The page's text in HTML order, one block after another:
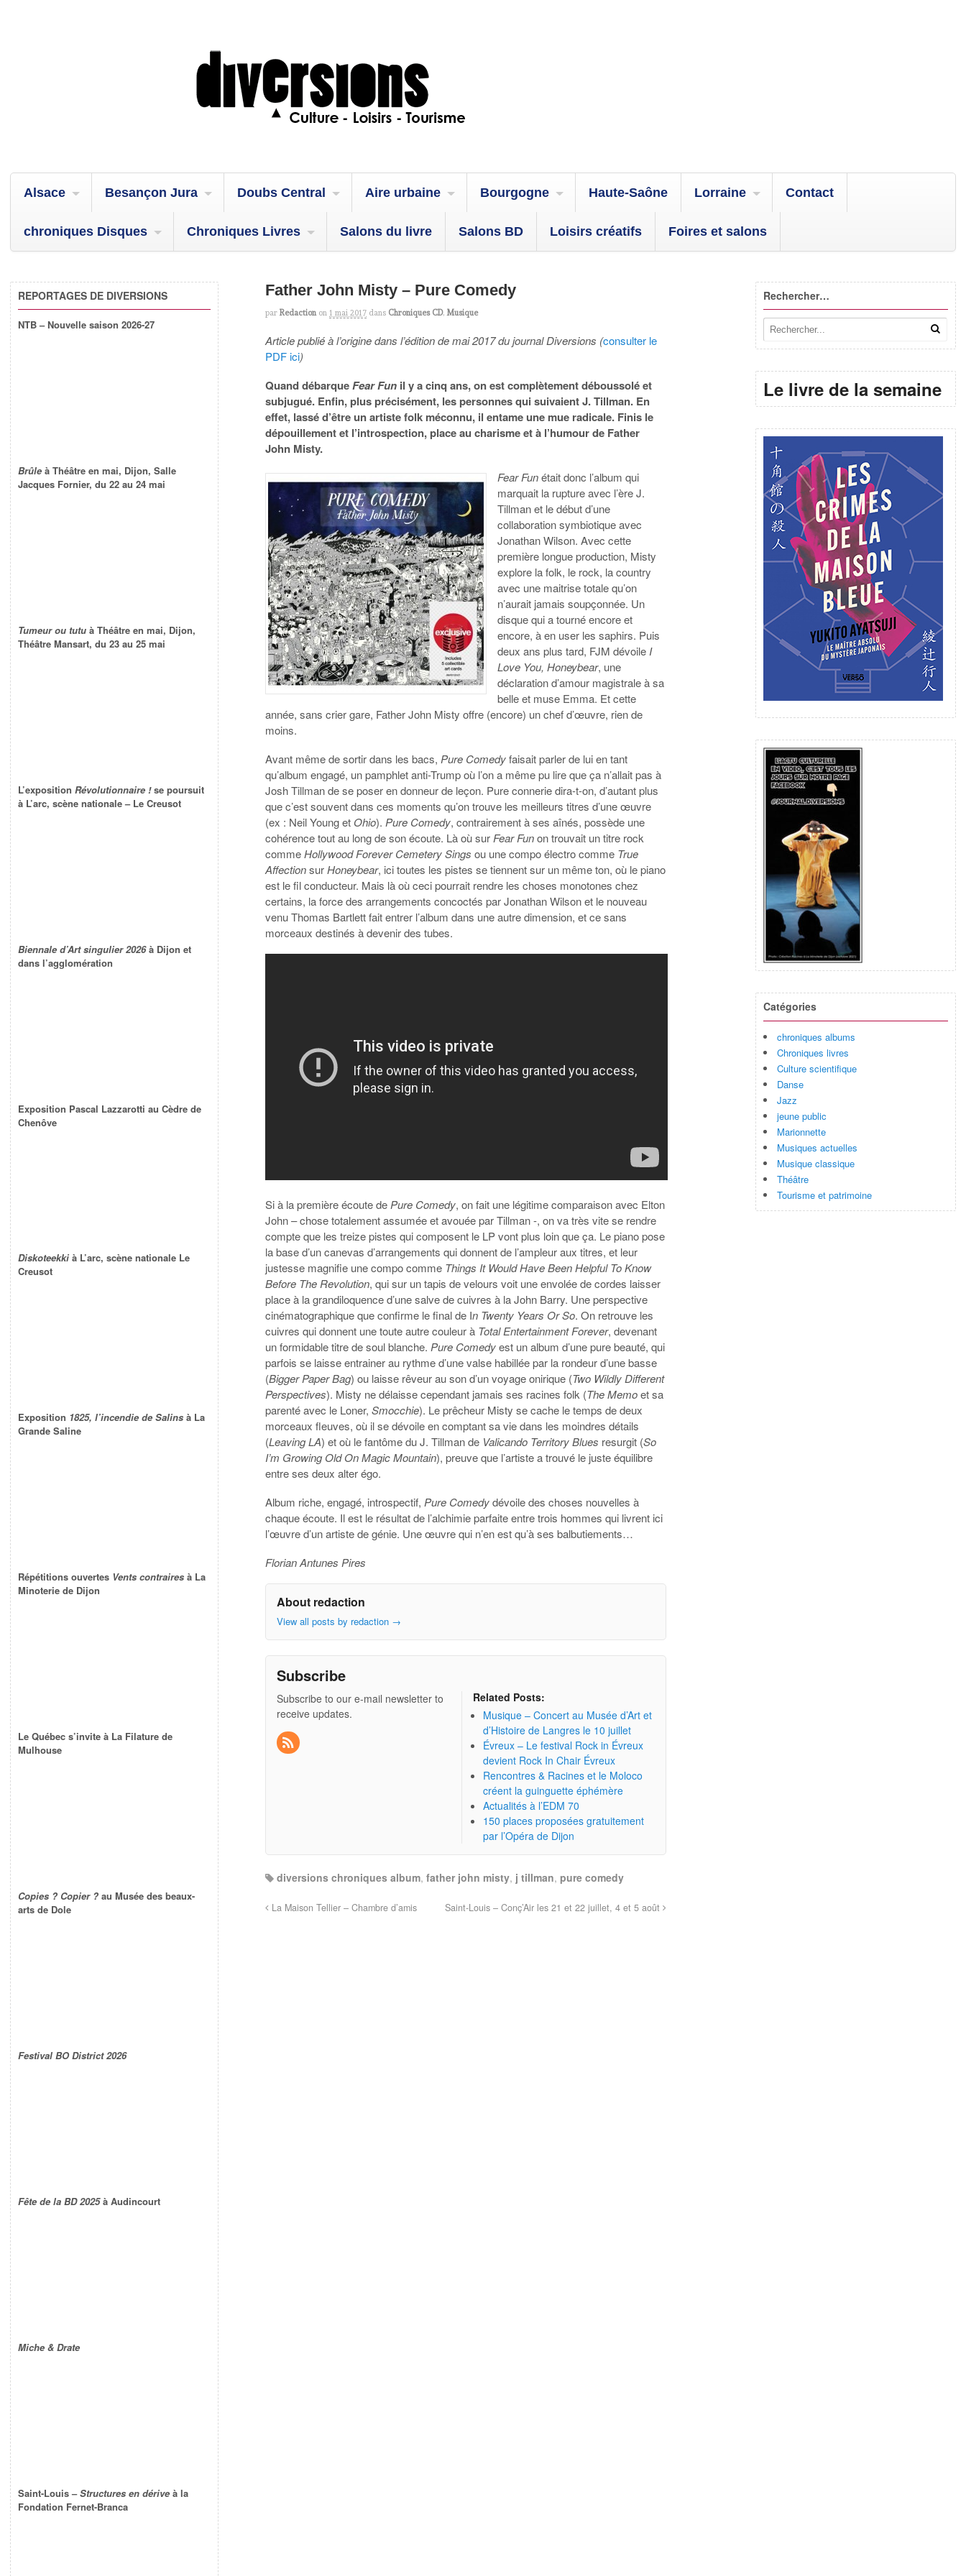
Alsace Besançon Jura Doubs Central Aire urbaine Bourgogne Haute-Saône Lorraine Contact
chroniques Disques Chroniques Livres Salons du livre Salons BD Loisirs créatifs Foires et salons
Father John Misty – Pure Comedy
par Redaction on 1 mai 2017 dans Chroniques CD,Musique
Article publié à l’origine dans l’édition de mai 2017 du journal Diversions (consulter le
PDF ici)
Quand débarqueFear Fun il y a cinq ans, on est complètement déboussolé et
subjugué. Enfin, plus précisément, les personnes qui suivaient J. Tillman. En
effet, lassé d’être un artiste folk méconnu, il entame une mue radicale. Finis le
dépouillement et l’introspection, place au charisme et à l’humour de Father
John Misty.
Fear Funétait donc l’album qui
marquait la rupture avec l’ère J.
Tillman et le début d’une
collaboration symbiotique avec
Jonathan Wilson. Avec cette
première longue production, Misty
explore la folk, le rock, la country
avec une maitrise totale qu’on
n’aurait jamais soupçonnée. Un
disque qui a tourné encore et
encore, à en user les saphirs. Puis
deux ans plus tard, FJM dévoileI
Love You, Honeybear, une
déclaration d’amour magistrale à sa
belle et muse Emma. Et cette
année, sans crier gare, Father John Misty offre (encore) un chef d’œuvre, rien de
moins.
Avant même de sortir dans les bacs,Pure Comedyfaisait parler de lui en tant
qu’album engagé, un pamphlet anti-Trump où l’on a même pu lire que ça n’allait pas à
Josh Tillman de se poser en donneur de leçon. Pure connerie dira-t-on, d’autant plus
que c’est souvent dans ces moments qu’on trouve les meilleurs titres d’une œuvre
(ex : Neil Young et Ohio).Pure Comedy, contrairement à ses aînés, possède une
cohérence tout au long de son écoute. Là où surFear Funon trouvait un titre rock
commeHollywood Forever Cemetery Sings ou une compo électro comme True
AffectionsurHoneybear, ici toutes les pistes se tiennent sur un même ton, où le piano
est le fil conducteur. Mais là où ceci pourrait rendre les choses monotones chez
certains, la force des arrangements concoctés par Jonathan Wilson et le nouveau
venu Thomas Bartlett fait entrer l’album dans une autre dimension, et ce sans
morceaux destinés à devenir des tubes.
Si à la première écoute dePure Comedy, on fait une légitime comparaison avec Elton
John – chose totalement assumée et avouée par Tillman -, on va très vite se rendre
compte que les treize pistes qui composent le LP vont plus loin que ça. Le piano pose
la base d’un canevas d’arrangements qui donnent de l’ampleur aux titres, et leur
justesse magnifie une compo comme Things It Would Have Been Helpful To Know
Before The Revolution, qui sur un tapis de velours voit une envolée de cordes laisser
place à la grandiloquence d’une salve de cuivres à la John Barry. Une perspective
cinématographique que confirme le final de In Twenty Years Or So. On retrouve les
cuivres qui donnent une toute autre couleur à Total Entertainment Forever, devenant
un formidable titre de soul blanche.Pure Comedyest un album d’une pure beauté, qui
parfois se laisse entrainer au rythme d’une valse habillée par la rondeur d’une basse
(Bigger Paper Bag) ou laisse rêveur au son d’un voyage onirique (Two Wildly Different
Perspectives). Misty ne délaisse cependant jamais ses racines folk (The Memoet sa
parenté avec le Loner,Smocchie). Le prêcheur Misty se cache le temps de deux
morceaux fleuves, où il se dévoile en comptant sa vie dans les moindres détails
(Leaving LA) et où le fantôme du J. Tillman de Valicando Territory Blues resurgit (So
I’m Growing Old On Magic Mountain), preuve que l’artiste a trouvé le juste équilibre
entre ses deux alter égo.
Album riche, engagé, introspectif,Pure Comedydévoile des choses nouvelles à
chaque écoute. Il est le résultat de l’alchimie parfaite entre trois hommes qui livrent ici
l’œuvre d’un artiste de génie. Une œuvre qui n’en est qu’à ses balbutiements…
Florian Antunes Pires
About redaction
View all posts by redaction →
Subscribe
Subscribe to our e-mail newsletter to
receive updates.
Related Posts:
Musique – Concert au Musée d’Art et
d’Histoire de Langres le 10 juillet
Évreux – Le festival Rock in Évreux
devient Rock In Chair Évreux
Rencontres & Racines et le Moloco
créent la guinguette éphémère
Actualités à l’EDM 70
150 places proposées gratuitement
par l’Opéra de Dijon
diversions chroniques album,father john misty, j tillman,pure comedy
La Maison Tellier – Chambre d’amis Saint-Louis – Conç’Air les 21 et 22 juillet, 4 et 5 août
Rechercher…
Le livre de la semaine
Catégories
chroniques albums
Chroniques livres
Culture scientifique
Danse
Jazz
jeune public
Marionnette
Musiques actuelles
Musique classique
Théâtre
Tourisme et patrimoine
REPORTAGES DE DIVERSIONS
NTB – Nouvelle saison 2026-27
Brûle à Théâtre en mai, Dijon, Salle
Jacques Fornier, du 22 au 24 mai
Tumeur ou tutu à Théâtre en mai, Dijon,
Théâtre Mansart, du 23 au 25 mai
L’exposition Révolutionnaire !se poursuit
à L’arc, scène nationale – Le Creusot
Biennale d’Art singulier 2026à Dijon et
dans l’agglomération
Exposition Pascal Lazzarotti au Cèdre de
Chenôve
Diskoteekki à L’arc, scène nationale Le
Creusot
Exposition 1825, l’incendie de Salins à La
Grande Saline
Répétitions ouvertes Vents contraires à La
Minoterie de Dijon
Le Québec s’invite à La Filature de
Mulhouse
Copies ? Copier ? au Musée des beaux-
arts de Dole
Festival BO District 2026
Fête de la BD 2025à Audincourt
Miche & Drate
Saint-Louis –Structures en dérive à la
Fondation Fernet-Branca